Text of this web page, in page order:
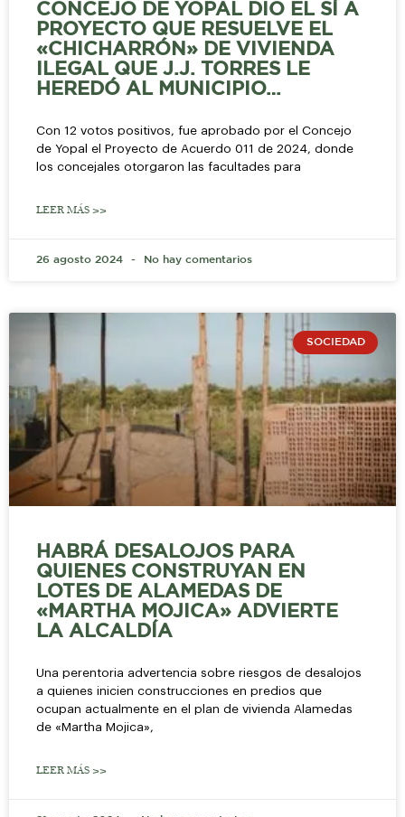
CONCEJO DE YOPAL DIO EL SÍ A
PROYECTO QUE RESUELVE EL
«CHICHARRÓN» DE VIVIENDA
ILEGAL QUE J.J. TORRES LE
HEREDÓ AL MUNICIPIO…
Con 12 votos positivos, fue aprobado por el Concejo
de Yopal el Proyecto de Acuerdo 011 de 2024, donde
los concejales otorgaron las facultades para
LEER MÁS >>
26 agosto 2024 No hay comentarios
SOCIEDAD
HABRÁ DESALOJOS PARA
QUIENES CONSTRUYAN EN
LOTES DE ALAMEDAS DE
«MARTHA MOJICA» ADVIERTE
LA ALCALDÍA
Una perentoria advertencia sobre riesgos de desalojos
a quienes inicien construcciones en predios que
ocupan actualmente en el plan de vivienda Alamedas
de «Martha Mojica»,
LEER MÁS >>